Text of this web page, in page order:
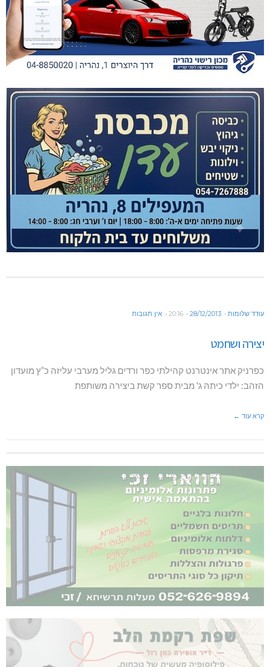
עודד שלומות 28/12/2013
20:16 אין תגובות
יצירה ושחמט
כפרניק אתר אינטרנט קהילתי כפר ורדים גליל מערבי עליזה כ”ץ מועדון
הזהב: ילדי כיתה ג' מבית ספר קשת ביצירה משותפת
קרא עוד ←